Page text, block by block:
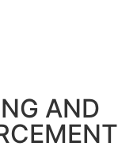
AND